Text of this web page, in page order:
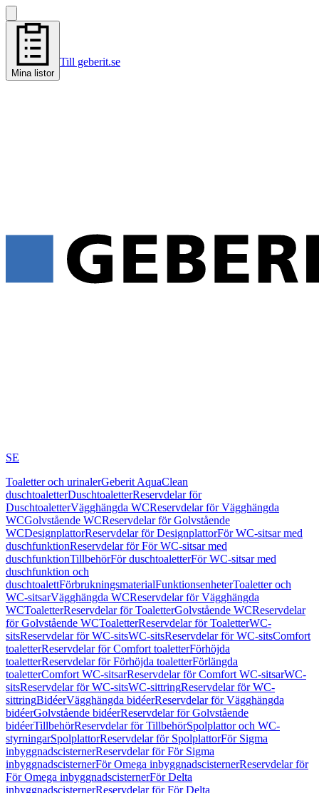
Mina listor
Till geberit.se
SE
Toaletter och urinalerGeberit AquaClean
duschtoaletterDuschtoaletterReservdelar för
DuschtoaletterVägghängda WCReservdelar för Vägghängda
WCGolvstående WCReservdelar för Golvstående
WCDesignplattorReservdelar för DesignplattorFör WC-sitsar med
duschfunktionReservdelar för För WC-sitsar med
duschfunktionTillbehörFör duschtoaletterFör WC-sitsar med
duschfunktion och
duschtoalettFörbrukningsmaterialFunktionsenheterToaletter och
WC-sitsarVägghängda WCReservdelar för Vägghängda
WCToaletterReservdelar för ToaletterGolvstående WCReservdelar
för Golvstående WCToaletterReservdelar för ToaletterWC-
sitsReservdelar för WC-sitsWC-sitsReservdelar för WC-sitsComfort
toaletterReservdelar för Comfort toaletterFörhöjda
toaletterReservdelar för Förhöjda toaletterFörlängda
toaletterComfort WC-sitsarReservdelar för Comfort WC-sitsarWC-
sitsReservdelar för WC-sitsWC-sittringReservdelar för WC-
sittringBidéerVägghängda bidéerReservdelar för Vägghängda
bidéerGolvstående bidéerReservdelar för Golvstående
bidéerTillbehörReservdelar för TillbehörSpolplattor och WC-
styrningarSpolplattorReservdelar för SpolplattorFör Sigma
inbyggnadscisternerReservdelar för För Sigma
inbyggnadscisternerFör Omega inbyggnadscisternerReservdelar för
För Omega inbyggnadscisternerFör Delta
inbyggnadscisternerReservdelar för För Delta